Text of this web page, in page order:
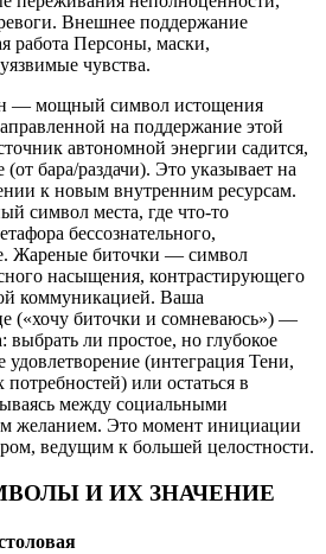
Внешнее поддержание
работа Персоны, маски,
чувства.
— мощный символ истощения
на поддержание этой
автономной энергии садится,
(от бара/раздачи). Это указывает на
к новым внутренним ресурсам.
символ места, где что-то
бессознательного,
Жареные биточки — символ
насыщения, контрастирующего
коммуникацией. Ваша
(«хочу биточки и сомневаюсь») —
ли простое, но глубокое
удовлетворение (интеграция Тени,
или остаться в
между социальными
желанием. Это момент инициации
ведущим к большей целостности.
И ИХ ЗНАЧЕНИЕ